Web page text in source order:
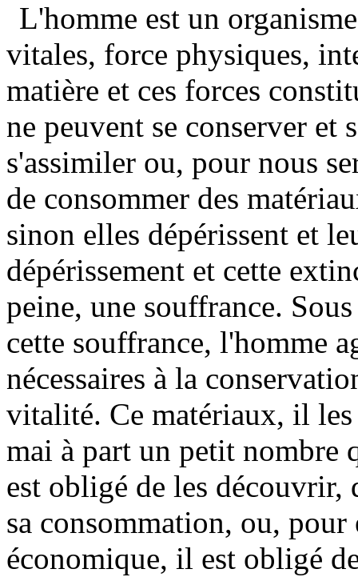
L'homme est un
vitales, force physiques,
matière et ces forces
ne peuvent se conserver et
s'assimiler ou, pour nous
de consommer des
sinon elles dépérissent et
dépérissement et cette
peine, une souffrance.
cette souffrance, l'homme
nécessaires à la
vitalité. Ce matériaux, il
mai à part un petit
est obligé de les découvrir,
sa consommation, ou,
économique, il est obligé